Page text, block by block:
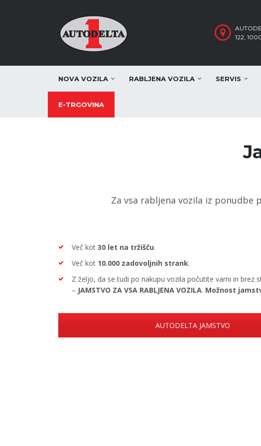
122,
NOVA VOZILA RABLJENA VOZILA SERVIS
E-TRGOVINA
Za vsa rabljena vozila iz ponudbe
Več kot 30 let na tržišču.
Več kot 10.000 zadovoljnih strank.
Z željo, da se tudi po nakupu vozila počutite varni in brez
– JAMSTVO ZA VSA RABLJENA VOZILA. Možnost
AUTODELTA JAMSTVO